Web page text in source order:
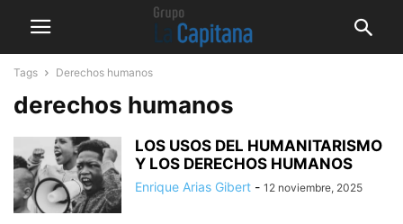
Tags Derechos humanos
derechos humanos
LOS USOS DEL HUMANITARISMO
Y LOS DERECHOS HUMANOS
Enrique Arias Gibert - 12 noviembre, 2025